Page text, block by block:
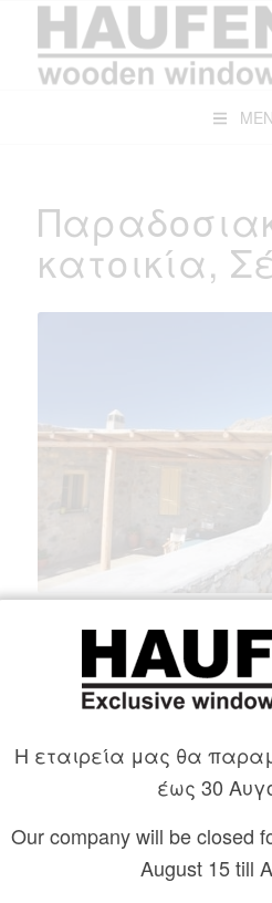
κατοικία,
Πολυτελής κατοικία
κουφώματα HAUFEN®
Η εταιρεία μας θα
έως 30
Our company will be closed
August 15 till